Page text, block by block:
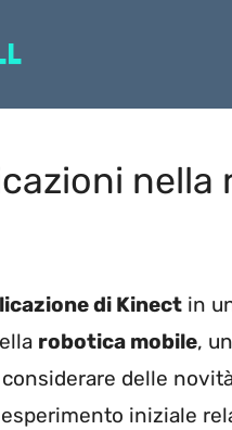
nella
di Kinect in
robotica mobile,
delle
iniziale